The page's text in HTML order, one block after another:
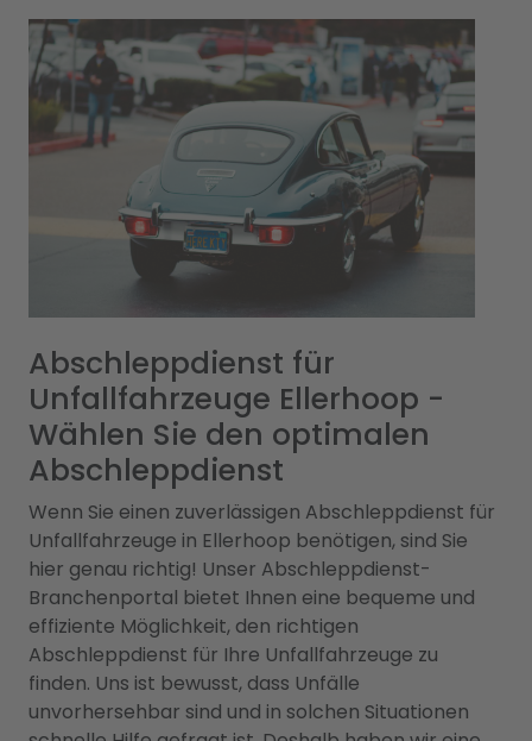
Abschleppdienst für
Unfallfahrzeuge Ellerhoop -
Wählen Sie den optimalen
Abschleppdienst
Wenn Sie einen zuverlässigen Abschleppdienst für
Unfallfahrzeuge in Ellerhoop benötigen, sind Sie
hier genau richtig! Unser Abschleppdienst-
Branchenportal bietet Ihnen eine bequeme und
effiziente Möglichkeit, den richtigen
Abschleppdienst für Ihre Unfallfahrzeuge zu
finden. Uns ist bewusst, dass Unfälle
unvorhersehbar sind und in solchen Situationen